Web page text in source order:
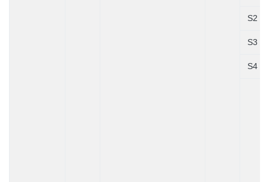
S2
S3
S4